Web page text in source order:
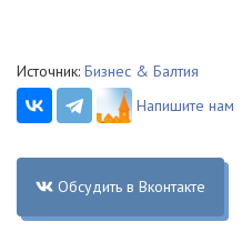
Источник: Бизнес & Балтия
Напишите нам
Обсудить в Вконтакте